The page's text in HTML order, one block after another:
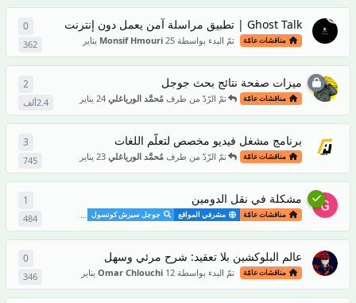
Ghost Talk | تطبيق مراسلة آمن يعمل دون إنترنت
مناقشات عامّة تمّ البدء بواسطة Monsif Hmouri 25 يناير 362
0
ميزات صفحة نتائج بحث جوجل
مناقشات عامّة تمّ الرّدّ من طرفمُحمَّد الورياغلي 24 يناير 2.4ألف
2
برنامج مشغل فيديو مخصص لتعلّم اللغات
مناقشات عامّة تمّ الرّدّ من طرفمُحمَّد الورياغلي 23 يناير 745
3
مشكلة في نقل الدومين
مناقشات عامّة مشرفي المواقع جوجل سيرش كونسول مع أفضل إجابة484
1
عالم البلوكشين بلا تعقيد: شرح مرئي وسهل
مناقشات عامّة تمّ البدء بواسطة Omar Chlouchi 12 يناير 346
0